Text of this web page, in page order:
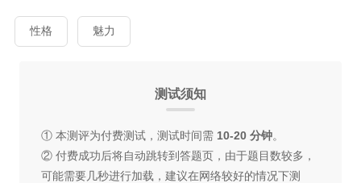
性格 魅力
测试须知
① 本测评为付费测试，测试时间需10-20 分钟。
② 付费成功后将自动跳转到答题页，由于题目数较多，
可能需要几秒进行加载，建议在网络较好的情况下测